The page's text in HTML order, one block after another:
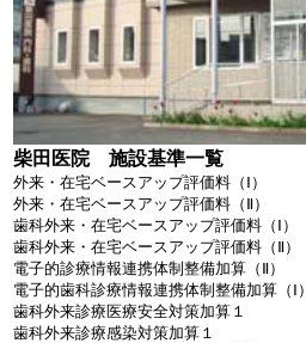
柴田医院 施設基準一覧
外来・在宅ベースアップ評価料（Ⅰ）
外来・在宅ベースアップ評価料（Ⅱ）
歯科外来・在宅ベースアップ評価料（Ⅰ）
歯科外来・在宅ベースアップ評価料（Ⅱ）
電子的診療情報連携体制整備加算（Ⅱ）
電子的歯科診療情報連携体制整備加算（Ⅰ）
歯科外来診療医療安全対策加算１
歯科外来診療感染対策加算１